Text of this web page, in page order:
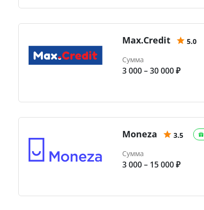
Max.Credit
5.0
Сумма
3 000 – 30 000 ₽
Moneza 3.5
Сумма
3 000 – 15 000 ₽